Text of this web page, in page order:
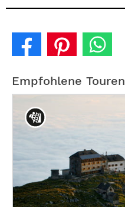
Empfohlene Touren